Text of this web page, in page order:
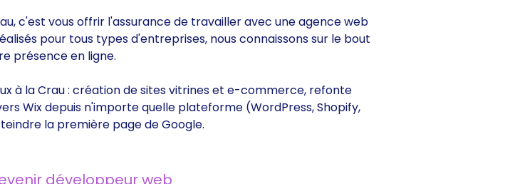
c'est vous offrir l'assurance de travailler avec une agence web
pour tous types d'entreprises, nous connaissons sur le bout
présence en ligne.
à la Crau : création de sites vitrines et e-commerce, refonte
Wix depuis n'importe quelle plateforme (WordPress, Shopify,
la première page de Google.
développeur web